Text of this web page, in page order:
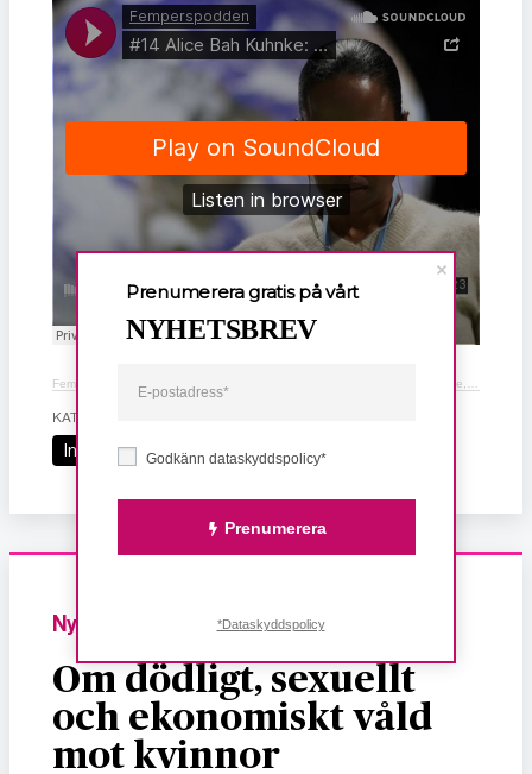
Femperspodden #14 Alice Bah Kuhnke: Högern framstår som obegåvade, raljanta och populistiska
KATEGORI
Intervju
Nyheter
Om dödligt, sexuellt
och ekonomiskt våld
mot kvinnor
Godkänn dataskyddspolicy*
Prenumerera
Prenumerera gratis på vårt
NYHETSBREV
*Dataskyddspolicy